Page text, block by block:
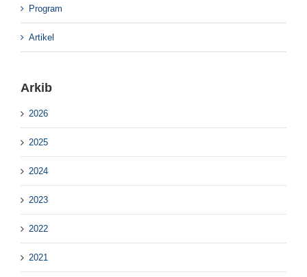
Program
Artikel
Arkib
2026
2025
2024
2023
2022
2021